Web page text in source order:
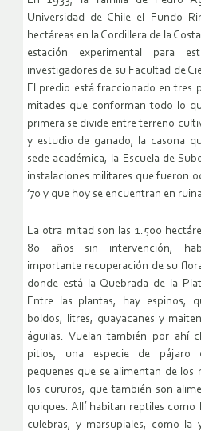
Universidad de Chile el Fundo
hectáreas en la Cordillera de la
estación experimental para
investigadores de su Facultad de
El predio está fraccionado en tres
mitades que conforman todo lo
primera se divide entre terreno
y estudio de ganado, la casona
sede académica, la Escuela de
instalaciones militares que fueron
’70 y que hoy se encuentran en
La otra mitad son las 1.500
80 años sin intervención,
importante recuperación de su
donde está la Quebrada de la
Entre las plantas, hay espinos,
boldos, litres, guayacanes y
águilas. Vuelan también por ahí
pitios, una especie de pájaro
pequenes que se alimentan de los
los cururos, que también son
quiques. Allí habitan reptiles como
culebras, y marsupiales, como la